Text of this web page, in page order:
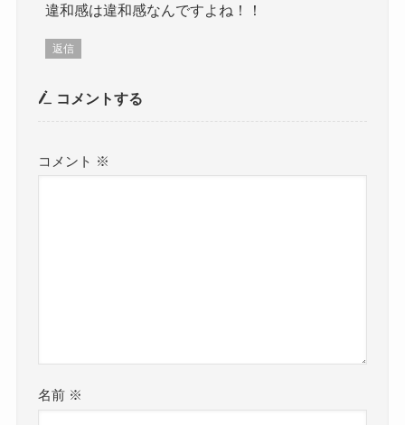
違和感は違和感なんですよね！！
返信
コメントする
コメント ※
名前 ※